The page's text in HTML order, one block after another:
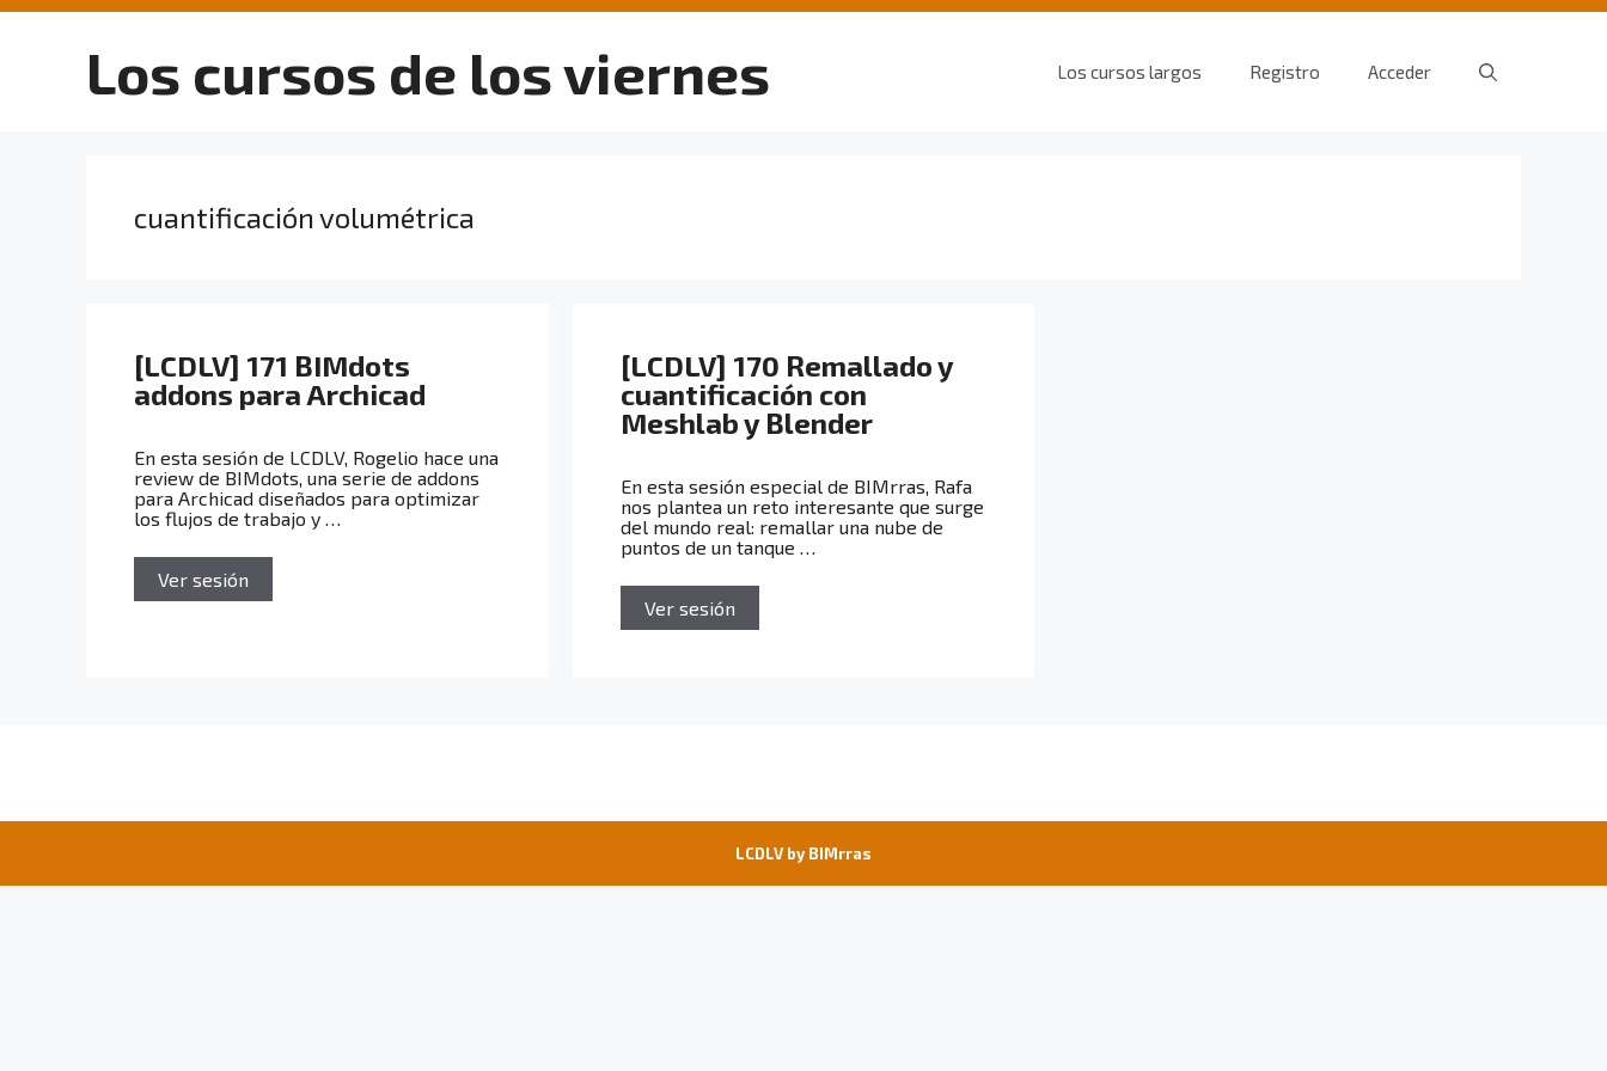
Saltar
Los cursos de los viernes Los cursos largos Registro Acceder
cuantificación volumétrica
[LCDLV] 171 BIMdots
addons para Archicad
En esta sesión de LCDLV, Rogelio hace una
review de BIMdots, una serie de addons
para Archicad diseñados para optimizar
los flujos de trabajo y …
Ver sesión
[LCDLV] 170 Remallado y
cuantificación con
Meshlab y Blender
En esta sesión especial de BIMrras, Rafa
nos plantea un reto interesante que surge
del mundo real: remallar una nube de
puntos de un tanque …
Ver sesión
LCDLV by BIMrras